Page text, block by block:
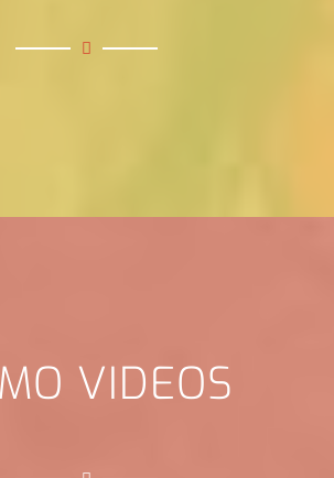
VIDEOS